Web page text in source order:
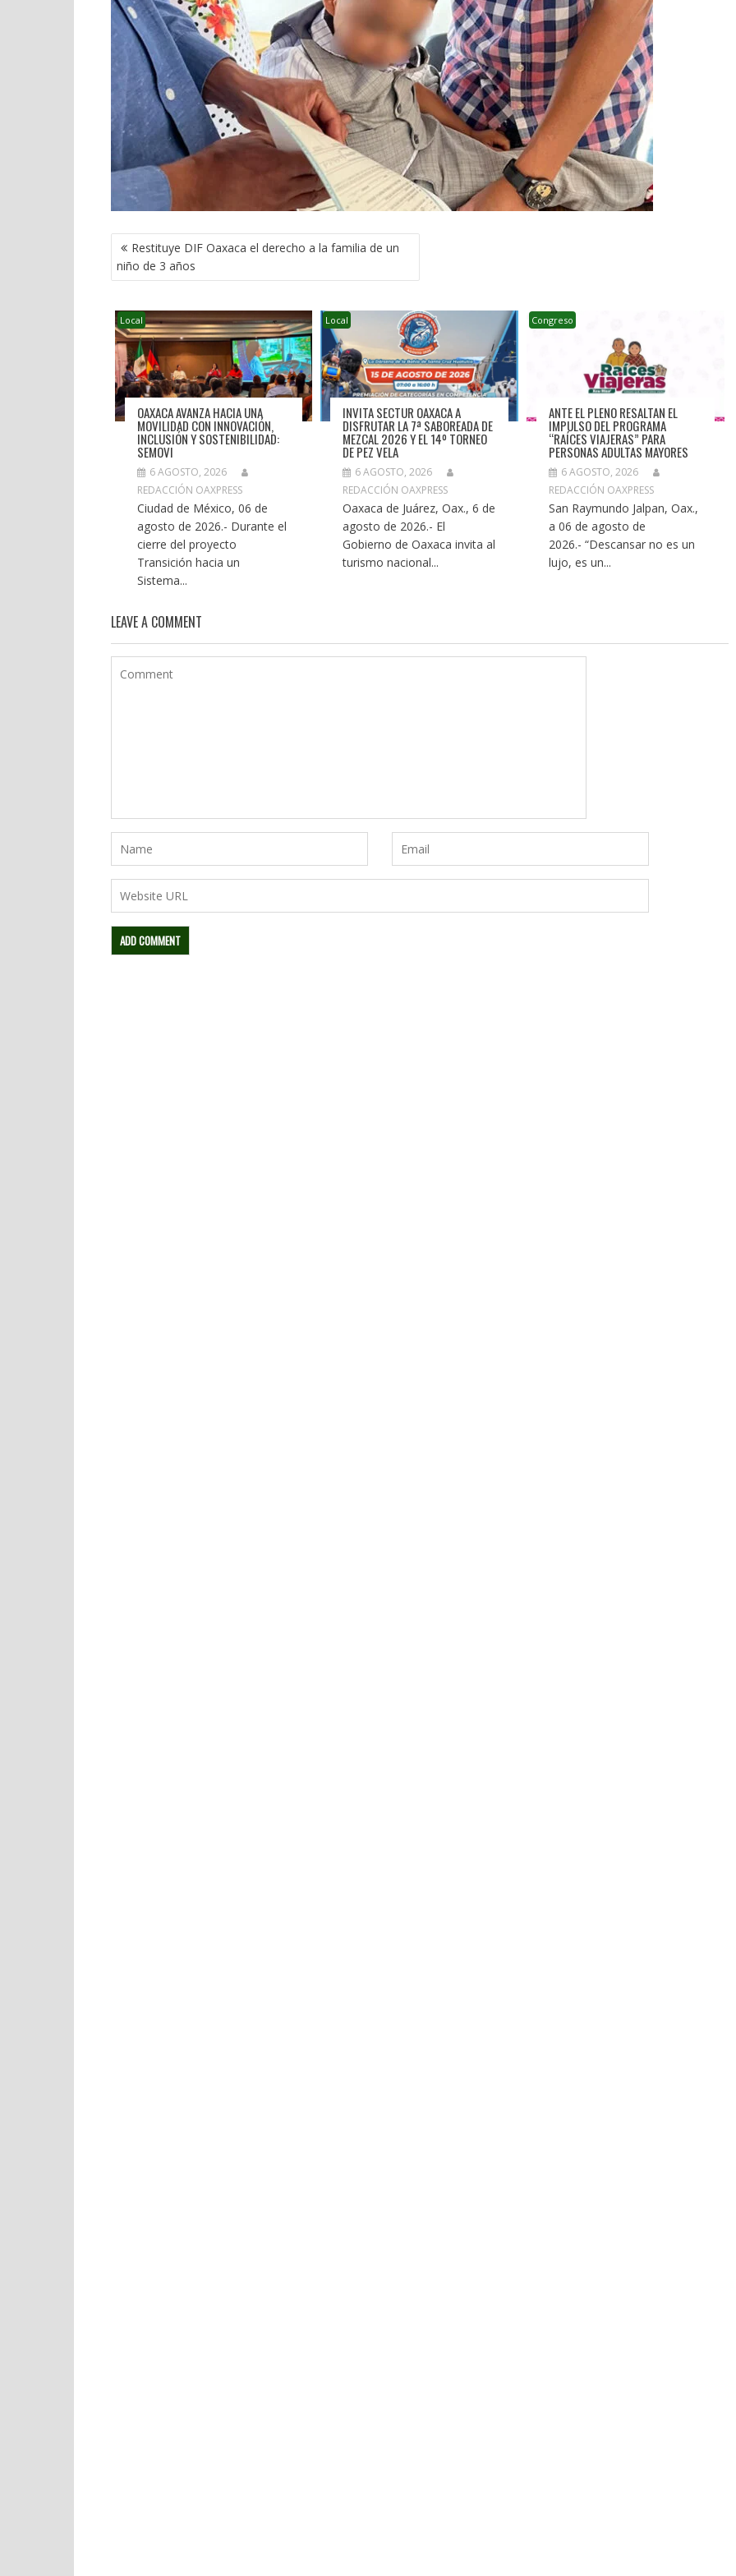
NAVEGACIÓN
DE
ENTRADAS
Restituye DIF Oaxaca el derecho a la familia de un
niño de 3 años
Local
OAXACA AVANZA HACIA UNA
MOVILIDAD CON INNOVACIÓN,
INCLUSIÓN Y SOSTENIBILIDAD:
SEMOVI
6 AGOSTO, 2026
REDACCIÓN OAXPRESS
Ciudad de México, 06 de
agosto de 2026.- Durante el
cierre del proyecto
Transición hacia un
Sistema...
Local
INVITA SECTUR OAXACA A
DISFRUTAR LA 7ª SABOREADA DE
MEZCAL 2026 Y EL 14º TORNEO
DE PEZ VELA
6 AGOSTO, 2026
REDACCIÓN OAXPRESS
Oaxaca de Juárez, Oax., 6 de
agosto de 2026.- El
Gobierno de Oaxaca invita al
turismo nacional...
Congreso
ANTE EL PLENO RESALTAN EL
IMPULSO DEL PROGRAMA
“RAÍCES VIAJERAS” PARA
PERSONAS ADULTAS MAYORES
6 AGOSTO, 2026
REDACCIÓN OAXPRESS
San Raymundo Jalpan, Oax.,
a 06 de agosto de
2026.- “Descansar no es un
lujo, es un...
LEAVE A COMMENT